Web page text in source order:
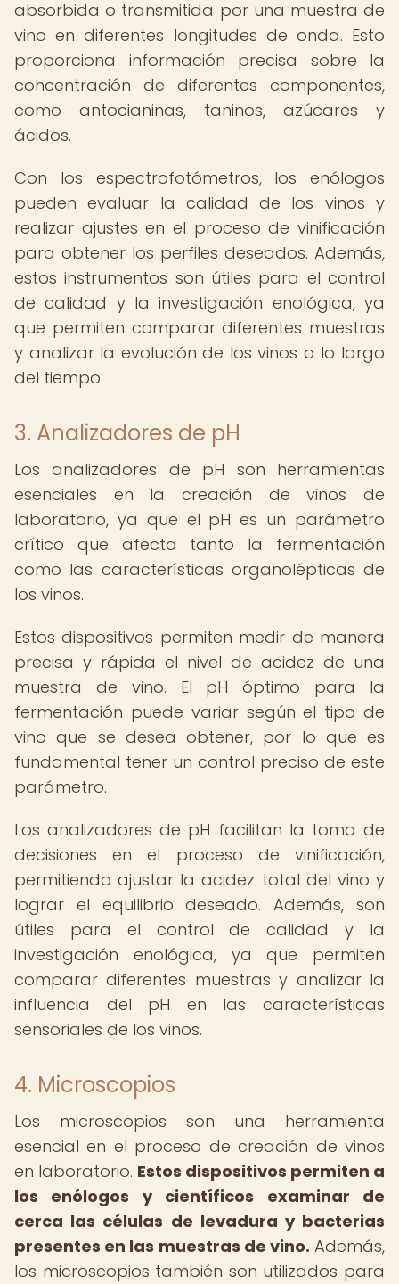
absorbida o transmitida por una muestra de
vino en diferentes longitudes de onda. Esto
proporciona información precisa sobre la
concentración de diferentes componentes,
como antocianinas, taninos, azúcares y
ácidos.
Con los espectrofotómetros, los enólogos
pueden evaluar la calidad de los vinos y
realizar ajustes en el proceso de vinificación
para obtener los perfiles deseados. Además,
estos instrumentos son útiles para el control
de calidad y la investigación enológica, ya
que permiten comparar diferentes muestras
y analizar la evolución de los vinos a lo largo
del tiempo.
3. Analizadores de pH
Los analizadores de pH son herramientas
esenciales en la creación de vinos de
laboratorio, ya que el pH es un parámetro
crítico que afecta tanto la fermentación
como las características organolépticas de
los vinos.
Estos dispositivos permiten medir de manera
precisa y rápida el nivel de acidez de una
muestra de vino. El pH óptimo para la
fermentación puede variar según el tipo de
vino que se desea obtener, por lo que es
fundamental tener un control preciso de este
parámetro.
Los analizadores de pH facilitan la toma de
decisiones en el proceso de vinificación,
permitiendo ajustar la acidez total del vino y
lograr el equilibrio deseado. Además, son
útiles para el control de calidad y la
investigación enológica, ya que permiten
comparar diferentes muestras y analizar la
influencia del pH en las características
sensoriales de los vinos.
4. Microscopios
Los microscopios son una herramienta
esencial en el proceso de creación de vinos
en laboratorio. Estos dispositivos permiten a
los enólogos y científicos examinar de
cerca las células de levadura y bacterias
presentes en las muestras de vino. Además,
los microscopios también son utilizados para